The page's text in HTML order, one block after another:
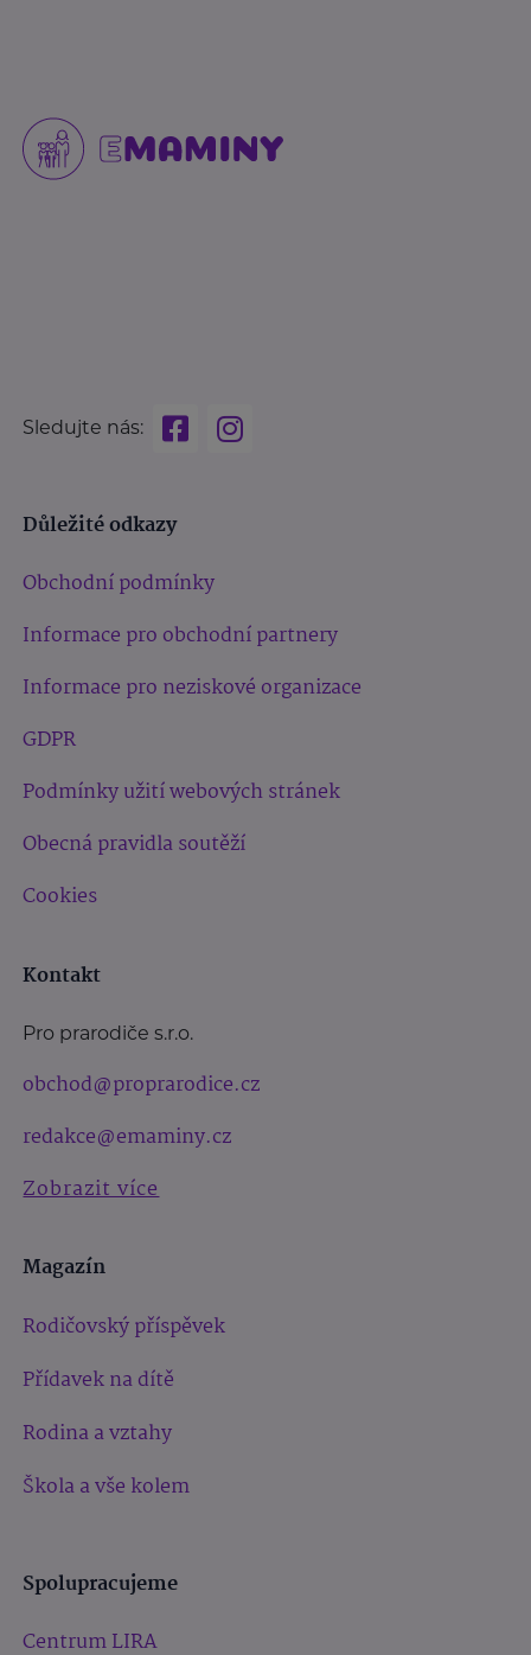
Sledujte nás:
Důležité odkazy
Obchodní podmínky
Informace pro obchodní partnery
Informace pro neziskové organizace
GDPR
Podmínky užití webových stránek
Obecná pravidla soutěží
Cookies
Kontakt
Pro prarodiče s.r.o.
obchod@proprarodice.cz
redakce@emaminy.cz
Zobrazit více
Magazín
Rodičovský příspěvek
Přídavek na dítě
Rodina a vztahy
Škola a vše kolem
Spolupracujeme
Centrum LIRA